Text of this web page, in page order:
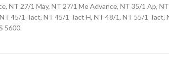
NT 27/1 May, NT 27/1 Me Advance, NT 35/1 Ap,
45/1 Tact, NT 45/1 Tact H, NT 48/1, NT 55/1
5600.